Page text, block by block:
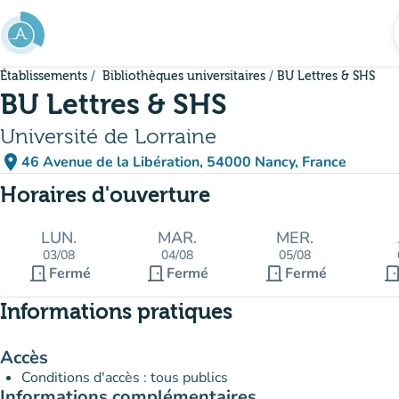
Aller au contenu principal
Établissements Bibliothèques universitaires BU Lettres & SHS
BU Lettres & SHS
Université de Lorraine
place 46 Avenue de la Libération, 54000 Nancy, France
(ouvrir dans Google Maps)
(nouvel onglet)
Horaires d'ouverture
LUN.
03/08
door_front Fermé
MAR.
04/08
door_front Fermé
MER.
05/08
door_front Fermé door_front
Informations pratiques
Accès
Conditions d'accès : tous publics